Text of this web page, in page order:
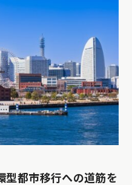
型都市移行への道筋を